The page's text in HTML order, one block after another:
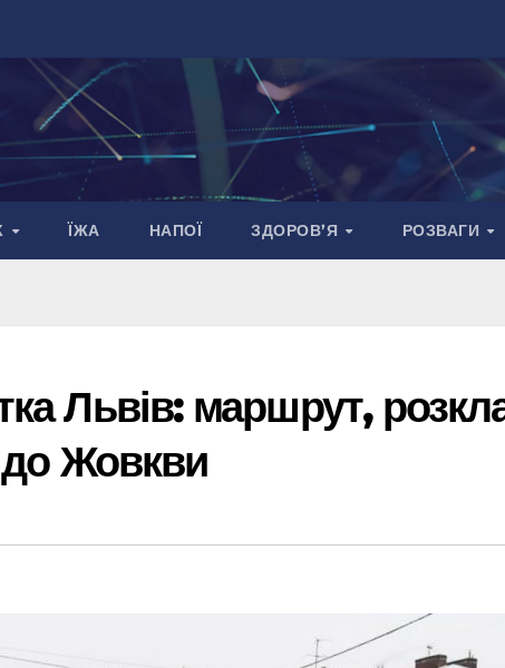
ЇЖА НАПОЇ ЗДОРОВ’Я РОЗВАГИ
Львів: маршрут,
до Жовкви